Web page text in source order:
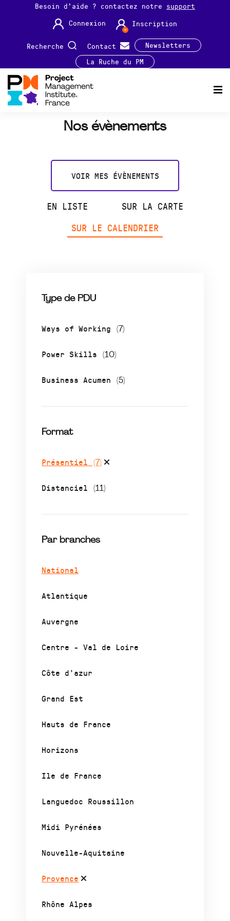
Besoin d'aide ? contactez notre support
Connexion
Inscription
Recherche Contact
Newsletters
La Ruche du PM
Nos évènements
VOIR MES ÉVÈNEMENTS
EN LISTE
SUR LA CARTE
SUR LE CALENDRIER
Type de PDU
Ways of Working (7)
Power Skills (10)
Business Acumen (5)
Format
Présentiel (7)
Distanciel (11)
Par branches
National
Atlantique
Auvergne
Centre - Val de Loire
Côte d’azur
Grand Est
Hauts de France
Horizons
Ile de France
Languedoc Roussillon
Midi Pyrénées
Nouvelle-Aquitaine
Provence
Rhône Alpes